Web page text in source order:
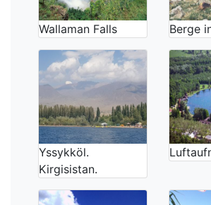
Wallaman Falls Berge
Yssykköl.
Kirgisistan.